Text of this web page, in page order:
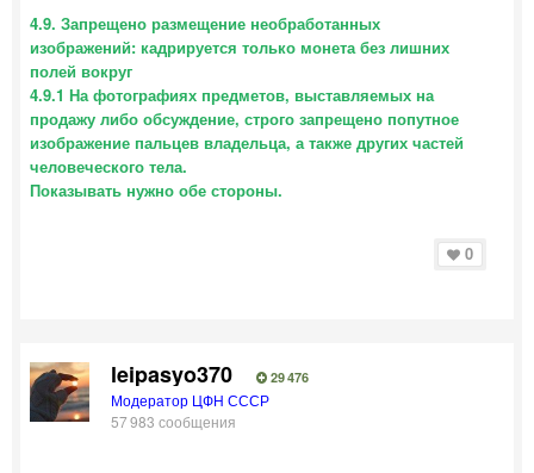
4.9. Запрещено размещение необработанных
изображений: кадрируется только монета без лишних
полей вокруг
4.9.1 На фотографиях предметов, выставляемых на
продажу либо обсуждение, строго запрещено попутное
изображение пальцев владельца, а также других частей
человеческого тела.
Показывать нужно обе стороны.
0
leipasyo370 29 476
Модератор ЦФН СССР
57 983 сообщения